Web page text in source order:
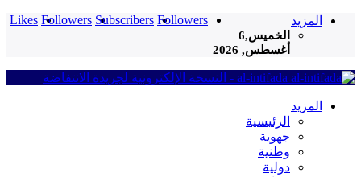
Likes Followers Subscribers Followers المزيد
الخميس,6
أغسطس, 2026
al-intifada - النسخة الإلكترونية لجريدة الانتفاضة
المزيد
الرئيسية
جهوية
وطنية
دولية